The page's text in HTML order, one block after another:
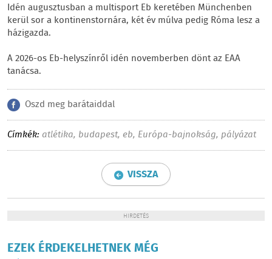
Idén augusztusban a multisport Eb keretében Münchenben
kerül sor a kontinenstornára, két év múlva pedig Róma lesz a
házigazda.
A 2026-os Eb-helyszínről idén novemberben dönt az EAA
tanácsa.
Oszd meg barátaiddal
Címkék: atlétika, budapest, eb, Európa-bajnokság, pályázat
VISSZA
HIRDETÉS
EZEK ÉRDEKELHETNEK MÉG